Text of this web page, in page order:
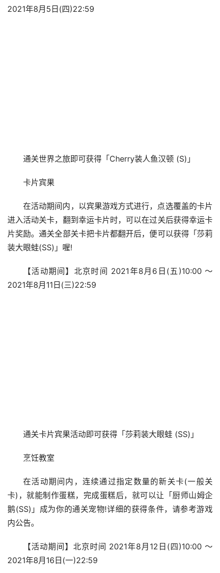
2021年8月5日(四)22:59
通关世界之旅即可获得「Cherry装人鱼汉顿 (S)」
卡片宾果
在活动期间内，以宾果游戏方式进行，点选覆盖的卡片
进入活动关卡，翻到幸运卡片时，可以在过关后获得幸运卡
片奖励。通关全部关卡把卡片都翻开后，便可以获得「莎莉
装大眼蛙(SS)」喔!
【活动期间】北京时间 2021年8月6日(五)10:00 ～
2021年8月11日(三)22:59
通关卡片宾果活动即可获得「莎莉装大眼蛙 (SS)」
烹饪教室
在活动期间内，连续通过指定数量的新关卡(一般关
卡)，就能制作蛋糕，完成蛋糕后，就可以让「厨师山姆企
鹅(SS)」成为你的通关宠物!详细的获得条件，请参考游戏
内公告。
【活动期间】北京时间 2021年8月12日(四)10:00 ～
2021年8月16日(一)22:59